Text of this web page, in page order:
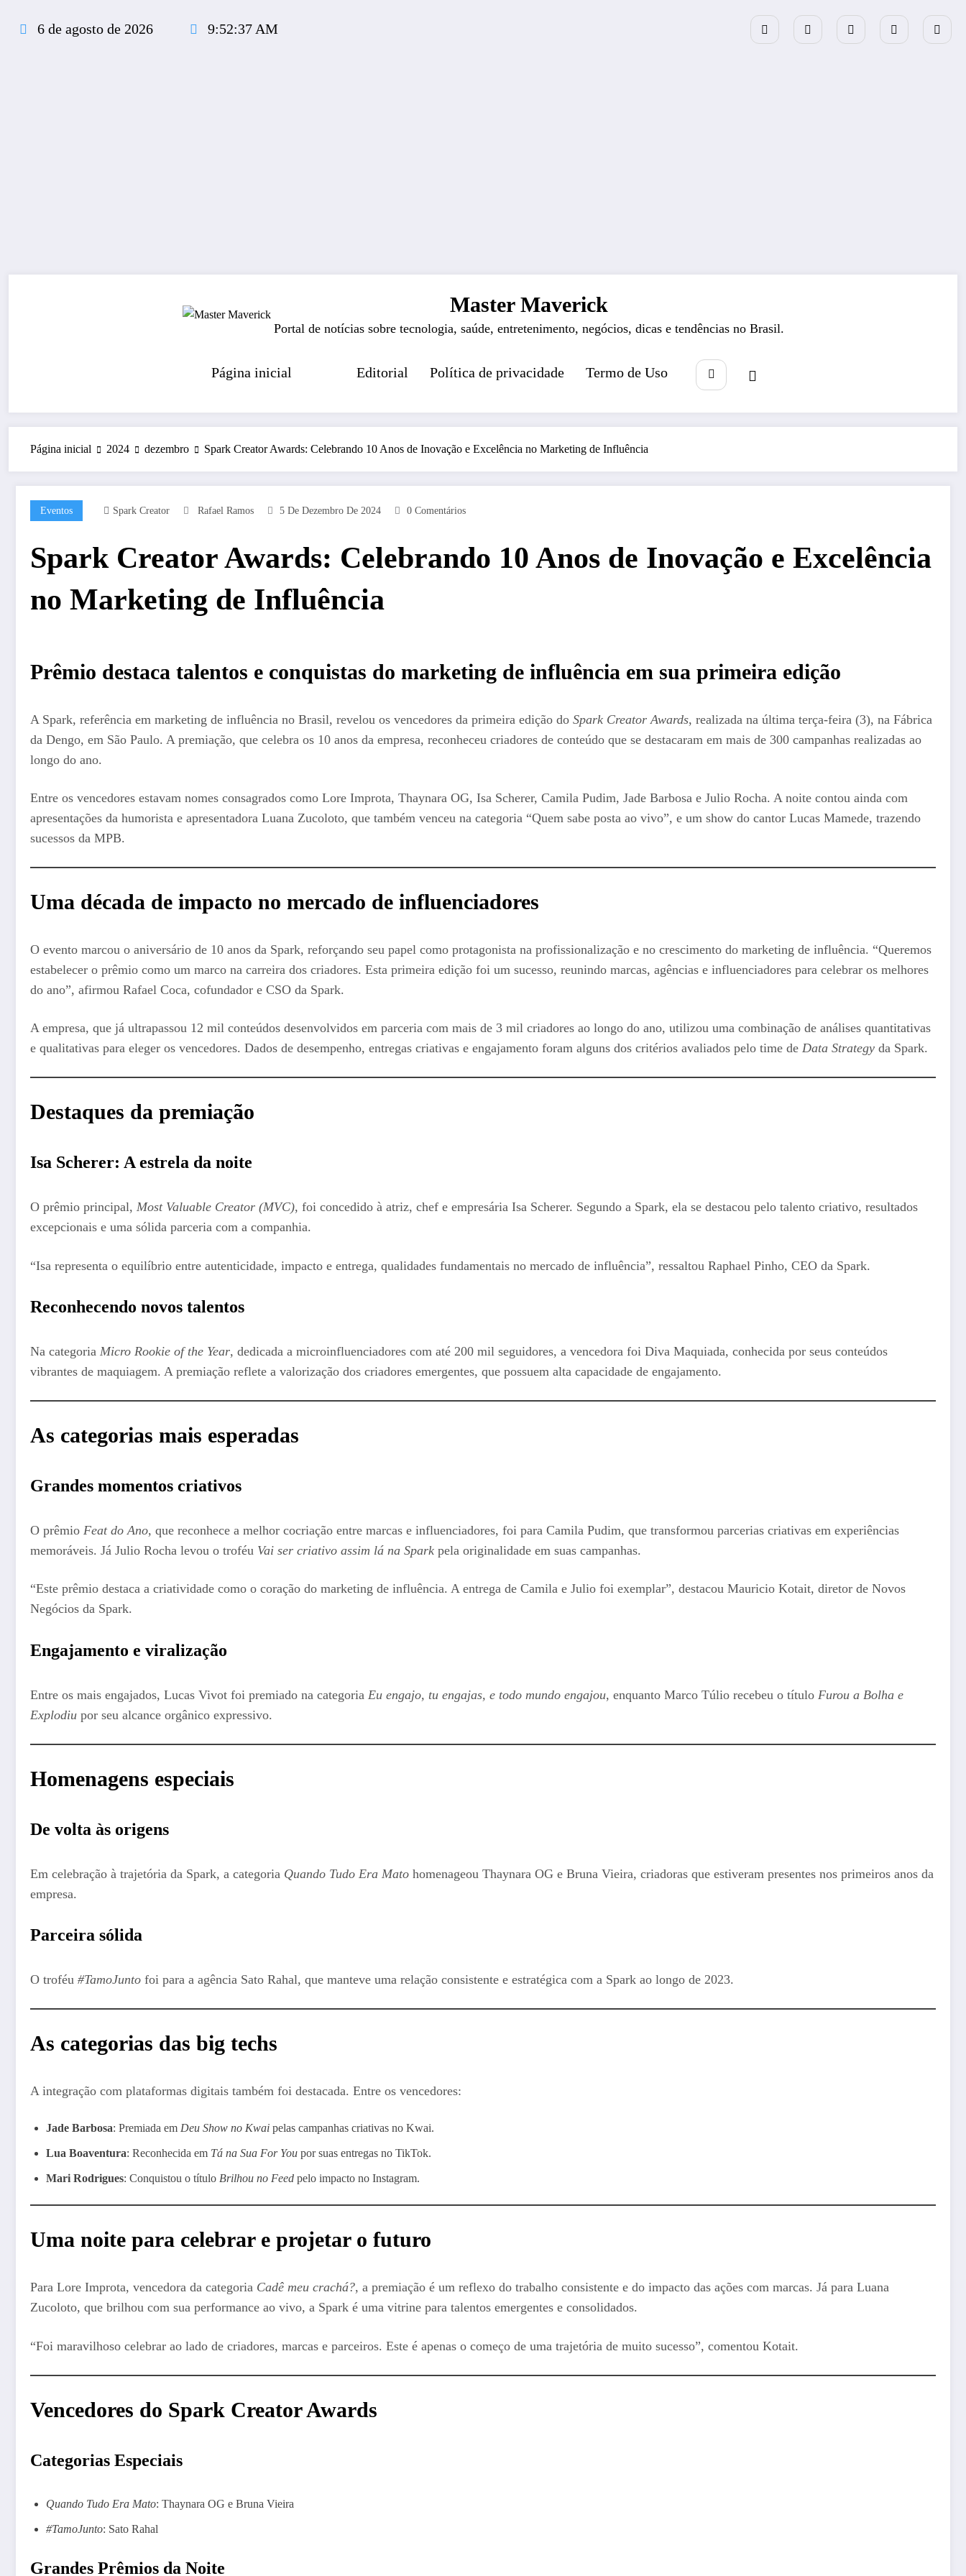
6 de agosto de 2026 9:52:38 AM
Master Maverick
Portal de notícias sobre tecnologia, saúde, entretenimento, negócios, dicas e tendências no Brasil.
Página inicial Editorial Política de privacidade Termo de Uso
Página inicial 2024 dezembro Spark Creator Awards: Celebrando 10 Anos de Inovação e Excelência no Marketing de Influência
Eventos Spark Creator Rafael Ramos 5 De Dezembro De 2024 0 Comentários
Spark Creator Awards: Celebrando 10 Anos de Inovação e Excelência
no Marketing de Influência
Prêmio destaca talentos e conquistas do marketing de influência em sua primeira edição
A Spark, referência em marketing de influência no Brasil, revelou os vencedores da primeira edição do Spark Creator Awards, realizada na última terça-feira (3), na Fábrica
da Dengo, em São Paulo. A premiação, que celebra os 10 anos da empresa, reconheceu criadores de conteúdo que se destacaram em mais de 300 campanhas realizadas ao
longo do ano.
Entre os vencedores estavam nomes consagrados como Lore Improta, Thaynara OG, Isa Scherer, Camila Pudim, Jade Barbosa e Julio Rocha. A noite contou ainda com
apresentações da humorista e apresentadora Luana Zucoloto, que também venceu na categoria “Quem sabe posta ao vivo”, e um show do cantor Lucas Mamede, trazendo
sucessos da MPB.
Uma década de impacto no mercado de influenciadores
O evento marcou o aniversário de 10 anos da Spark, reforçando seu papel como protagonista na profissionalização e no crescimento do marketing de influência. “Queremos
estabelecer o prêmio como um marco na carreira dos criadores. Esta primeira edição foi um sucesso, reunindo marcas, agências e influenciadores para celebrar os melhores
do ano”, afirmou Rafael Coca, cofundador e CSO da Spark.
A empresa, que já ultrapassou 12 mil conteúdos desenvolvidos em parceria com mais de 3 mil criadores ao longo do ano, utilizou uma combinação de análises quantitativas
e qualitativas para eleger os vencedores. Dados de desempenho, entregas criativas e engajamento foram alguns dos critérios avaliados pelo time de Data Strategy da Spark.
Destaques da premiação
Isa Scherer: A estrela da noite
O prêmio principal, Most Valuable Creator (MVC), foi concedido à atriz, chef e empresária Isa Scherer. Segundo a Spark, ela se destacou pelo talento criativo, resultados
excepcionais e uma sólida parceria com a companhia.
“Isa representa o equilíbrio entre autenticidade, impacto e entrega, qualidades fundamentais no mercado de influência”, ressaltou Raphael Pinho, CEO da Spark.
Reconhecendo novos talentos
Na categoria Micro Rookie of the Year, dedicada a microinfluenciadores com até 200 mil seguidores, a vencedora foi Diva Maquiada, conhecida por seus conteúdos
vibrantes de maquiagem. A premiação reflete a valorização dos criadores emergentes, que possuem alta capacidade de engajamento.
As categorias mais esperadas
Grandes momentos criativos
O prêmio Feat do Ano, que reconhece a melhor cocriação entre marcas e influenciadores, foi para Camila Pudim, que transformou parcerias criativas em experiências
memoráveis. Já Julio Rocha levou o troféu Vai ser criativo assim lá na Spark pela originalidade em suas campanhas.
“Este prêmio destaca a criatividade como o coração do marketing de influência. A entrega de Camila e Julio foi exemplar”, destacou Mauricio Kotait, diretor de Novos
Negócios da Spark.
Engajamento e viralização
Entre os mais engajados, Lucas Vivot foi premiado na categoria Eu engajo, tu engajas, e todo mundo engajou, enquanto Marco Túlio recebeu o título Furou a Bolha e
Explodiu por seu alcance orgânico expressivo.
Homenagens especiais
De volta às origens
Em celebração à trajetória da Spark, a categoria Quando Tudo Era Mato homenageou Thaynara OG e Bruna Vieira, criadoras que estiveram presentes nos primeiros anos da
empresa.
Parceira sólida
O troféu #TamoJunto foi para a agência Sato Rahal, que manteve uma relação consistente e estratégica com a Spark ao longo de 2023.
As categorias das big techs
A integração com plataformas digitais também foi destacada. Entre os vencedores:
Jade Barbosa: Premiada em Deu Show no Kwai pelas campanhas criativas no Kwai.
Lua Boaventura: Reconhecida em Tá na Sua For You por suas entregas no TikTok.
Mari Rodrigues: Conquistou o título Brilhou no Feed pelo impacto no Instagram.
Uma noite para celebrar e projetar o futuro
Para Lore Improta, vencedora da categoria Cadê meu crachá?, a premiação é um reflexo do trabalho consistente e do impacto das ações com marcas. Já para Luana
Zucoloto, que brilhou com sua performance ao vivo, a Spark é uma vitrine para talentos emergentes e consolidados.
“Foi maravilhoso celebrar ao lado de criadores, marcas e parceiros. Este é apenas o começo de uma trajetória de muito sucesso”, comentou Kotait.
Vencedores do Spark Creator Awards
Categorias Especiais
Quando Tudo Era Mato: Thaynara OG e Bruna Vieira
#TamoJunto: Sato Rahal
Grandes Prêmios da Noite